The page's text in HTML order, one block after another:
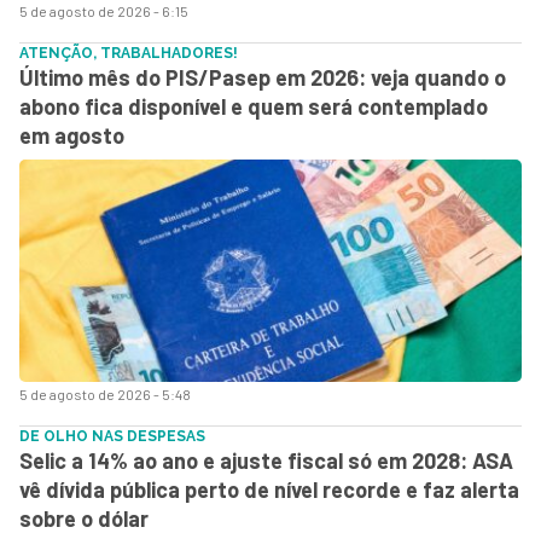
5 de agosto de 2026 - 6:15
5 de agosto de 2026 - 5:48
ATENÇÃO, TRABALHADORES!
Último mês do PIS/Pasep em 2026: veja quando o
abono fica disponível e quem será contemplado
em agosto
DE OLHO NAS DESPESAS
Selic a 14% ao ano e ajuste fiscal só em 2028: ASA
vê dívida pública perto de nível recorde e faz alerta
sobre o dólar